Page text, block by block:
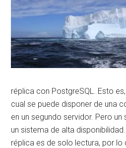
réplica con PostgreSQL. Esto
cual se puede disponer de una
en un segundo servidor. Pero
un sistema de alta
réplica es de solo lectura, por lo